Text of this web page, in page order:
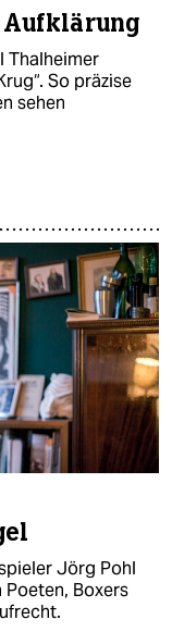
Thalheimer
So präzise
sehen
Jörg Pohl
Boxers